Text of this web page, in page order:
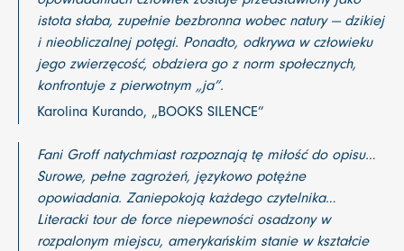
istota słaba, zupełnie bezbronna wobec natury — dzikiej
i nieobliczalnej potęgi. Ponadto, odkrywa w człowieku
jego zwierzęcość, obdziera go z norm społecznych,
konfrontuje z pierwotnym „ja”.
Karolina Kurando, „BOOKS SILENCE”
Fani Groff natychmiast rozpoznają tę miłość do opisu…
Surowe, pełne zagrożeń, językowo potężne
opowiadania. Zaniepokoją każdego czytelnika…
Literacki tour de force niepewności osadzony w
rozpalonym miejscu, amerykańskim stanie w kształcie